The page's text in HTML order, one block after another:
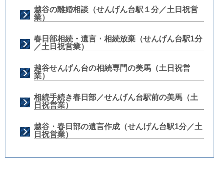
越谷の離婚相談（せんげん台駅１分／土日祝営
業）
春日部相続・遺言・相続放棄（せんげん台駅1分
／土日祝営業）
越谷せんげん台の相続専門の美馬（土日祝営
業）
相続手続き春日部／せんげん台駅前の美馬（土
日祝営業）
越谷・春日部の遺言作成（せんげん台駅1分／土
日祝営業）